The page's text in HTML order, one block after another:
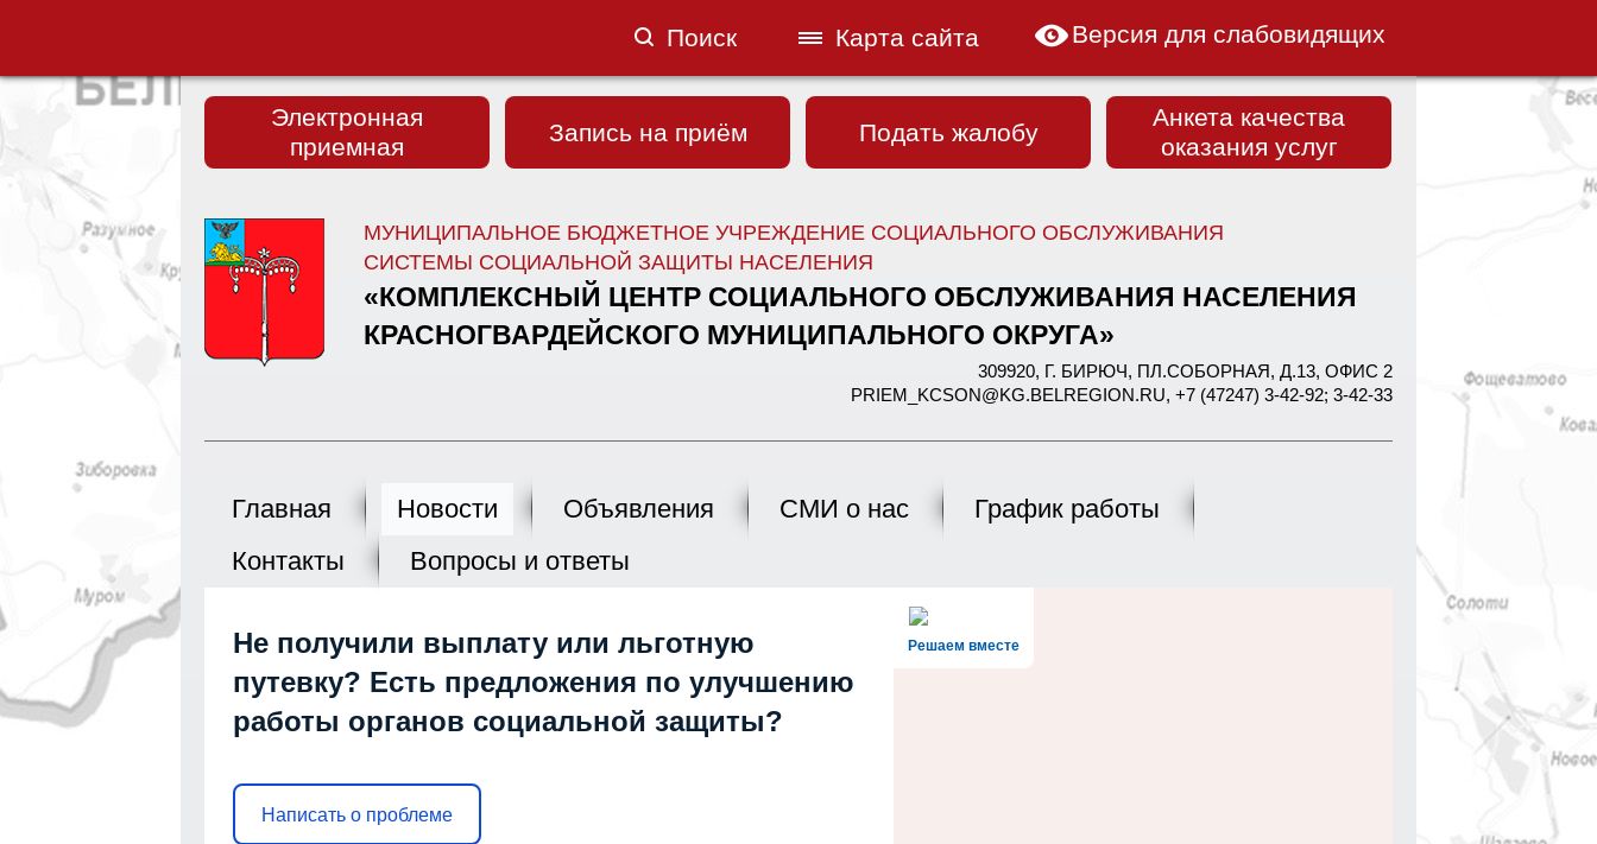
Версия для слабовидящих
Карта сайта
Поиск
Электронная
приемная
Запись на приём Подать жалобу
Анкета качества
оказания услуг
МУНИЦИПАЛЬНОЕ БЮДЖЕТНОЕ УЧРЕЖДЕНИЕ СОЦИАЛЬНОГО ОБСЛУЖИВАНИЯ
СИСТЕМЫ СОЦИАЛЬНОЙ ЗАЩИТЫ НАСЕЛЕНИЯ
«КОМПЛЕКСНЫЙ ЦЕНТР СОЦИАЛЬНОГО ОБСЛУЖИВАНИЯ НАСЕЛЕНИЯ
КРАСНОГВАРДЕЙСКОГО МУНИЦИПАЛЬНОГО ОКРУГА»
309920, Г. БИРЮЧ, ПЛ.СОБОРНАЯ, Д.13, ОФИС 2
PRIEM_KCSON@KG.BELREGION.RU, +7 (47247) 3-42-92; 3-42-33
Главная Новости Объявления СМИ о нас
График работы
Контакты
Вопросы и ответы
Решаем вместе
Не получили выплату или льготную
путевку? Есть предложения по улучшению
работы органов социальной защиты?
Написать о проблеме